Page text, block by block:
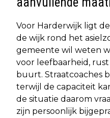
Voor Harderwijk ligt
de wijk rond het
gemeente wil weten
voor leefbaarheid,
buurt. Straatcoaches
terwijl de capaciteit
de situatie daarom
zijn persoonlijk